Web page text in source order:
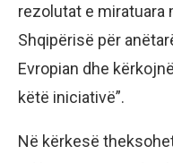
rezolutat e miratuara
Shqipërisë për
Evropian dhe
këtë iniciativë”.
Në kërkesë